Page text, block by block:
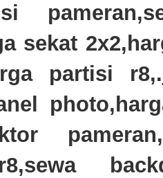
sekat
partisi